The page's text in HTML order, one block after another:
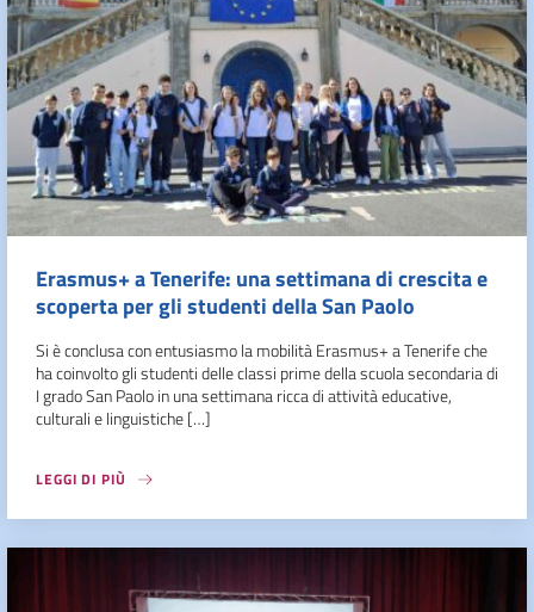
Erasmus+ a Tenerife: una settimana di crescita e
scoperta per gli studenti della San Paolo
Si è conclusa con entusiasmo la mobilità Erasmus+ a Tenerife che
ha coinvolto gli studenti delle classi prime della scuola secondaria di
I grado San Paolo in una settimana ricca di attività educative,
culturali e linguistiche […]
LEGGI DI PIÙ